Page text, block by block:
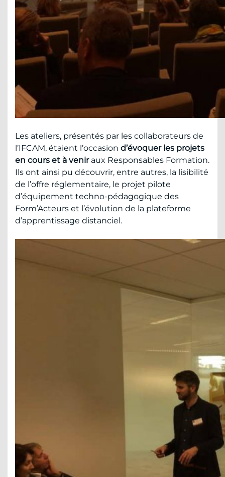
Les ateliers, présentés par les collaborateurs de
l’IFCAM, étaient l’occasion d’évoquer les projets
en cours et à veniraux Responsables Formation.
Ils ont ainsi pu découvrir, entre autres, la lisibilité
de l’offre réglementaire, le projet pilote
d’équipement techno-pédagogique des
Form’Acteurs et l’évolution de la plateforme
d’apprentissage distanciel.